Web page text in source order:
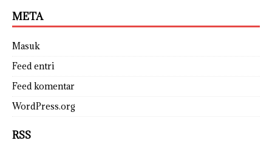
META
Masuk
Feed entri
Feed komentar
WordPress.org
RSS